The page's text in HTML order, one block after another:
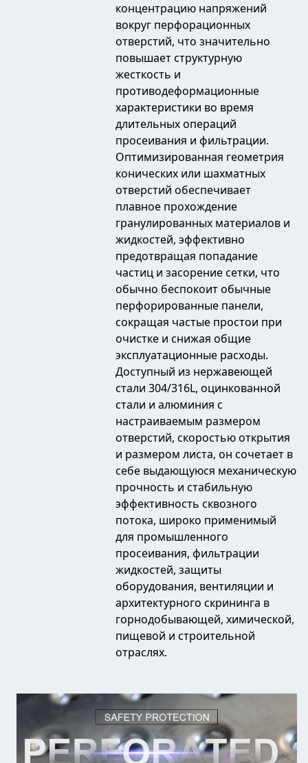
концентрацию напряжений
вокруг перфорационных
отверстий, что значительно
повышает структурную
жесткость и
противодеформационные
характеристики во время
длительных операций
просеивания и фильтрации.
Оптимизированная геометрия
конических или шахматных
отверстий обеспечивает
плавное прохождение
гранулированных материалов и
жидкостей, эффективно
предотвращая попадание
частиц и засорение сетки, что
обычно беспокоит обычные
перфорированные панели,
сокращая частые простои при
очистке и снижая общие
эксплуатационные расходы.
Доступный из нержавеющей
стали 304/316L, оцинкованной
стали и алюминия с
настраиваемым размером
отверстий, скоростью открытия
и размером листа, он сочетает в
себе выдающуюся механическую
прочность и стабильную
эффективность сквозного
потока, широко применимый
для промышленного
просеивания, фильтрации
жидкостей, защиты
оборудования, вентиляции и
архитектурного скрининга в
горнодобывающей, химической,
пищевой и строительной
отраслях.